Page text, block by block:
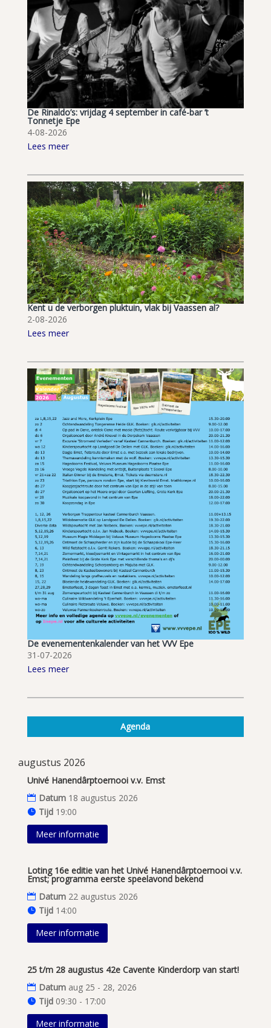
De Rinaldo’s: vrijdag 4 september in café-bar ’t
Tonnetje Epe
4-08-2026
Lees meer
Kent u de verborgen pluktuin, vlak bij Vaassen al?
2-08-2026
Lees meer
De evenementenkalender van het VVV Epe
31-07-2026
Lees meer
Agenda
augustus 2026
Univé Hanendârptoernooi v.v. Emst
Datum 18 augustus 2026
Tijd 19:00
Meer informatie
Loting 16e editie van het Univé Hanendârptoernooi v.v.
Emst; programma eerste speelavond bekend
Datum 22 augustus 2026
Tijd 14:00
Meer informatie
25 t/m 28 augustus 42e Cavente Kinderdorp van start!
Datum aug 25 - 28, 2026
Tijd 09:30 - 17:00
Meer informatie